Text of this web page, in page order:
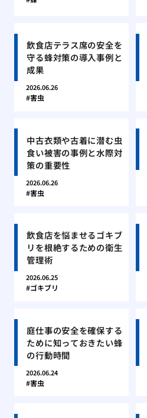
飲食店テラス席の安全を
守る蜂対策の導入事例と
成果
2026.06.26
害虫
中古衣類や古着に潜む虫
食い被害の事例と水際対
策の重要性
2026.06.26
害虫
飲食店を悩ませるゴキブ
リを根絶するための衛生
管理術
2026.06.25
ゴキブリ
庭仕事の安全を確保する
ために知っておきたい蜂
の行動時間
2026.06.24
害虫